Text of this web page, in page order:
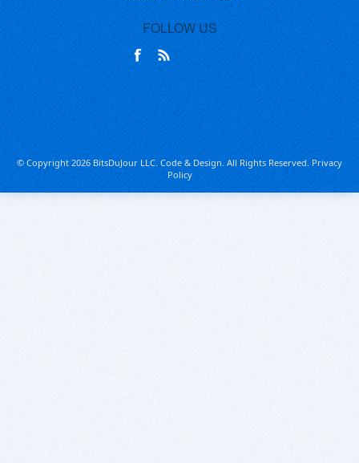
FOLLOW US
© Copyright 2026 BitsDuJour LLC. Code & Design. All Rights Reserved.Privacy
Policy